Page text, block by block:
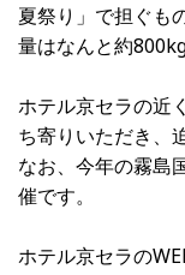
夏祭り」で担ぐも
量はなんと約
ホテル京セラの近
ち寄りいただき、
なお、今年の霧島
催です。
ホテル京セラの